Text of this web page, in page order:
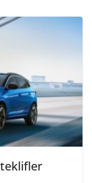
teklifler